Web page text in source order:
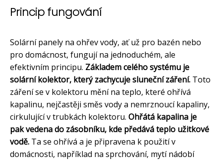
Princip fungování
Solární panely na ohřev vody, ať už pro bazén nebo
pro domácnost, fungují na jednoduchém, ale
efektivním principu. Základem celého systému je
solární kolektor, který zachycuje sluneční záření. Toto
záření se v kolektoru mění na teplo, které ohřívá
kapalinu, nejčastěji směs vody a nemrznoucí kapaliny,
cirkulující v trubkách kolektoru. Ohřátá kapalina je
pak vedena do zásobníku, kde předává teplo užitkové
vodě. Ta se ohřívá a je připravena k použití v
domácnosti, například na sprchování, mytí nádobí